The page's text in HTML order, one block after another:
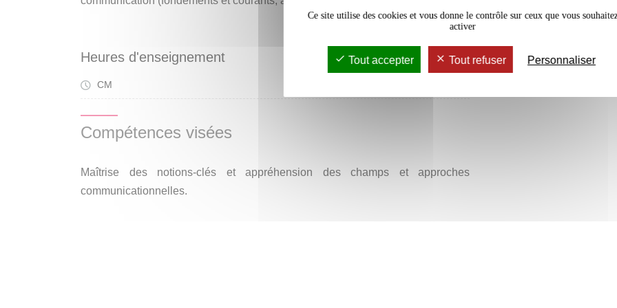
Heures d'enseignement
CM
Compétences visées
Maîtrise des notions-clés et appréhension des champs et approches
communicationnelles.
Ce site utilise des cookies et vous donne le contrôle sur ceux que vous
activer
Tout accepter Tout refuser Personnaliser